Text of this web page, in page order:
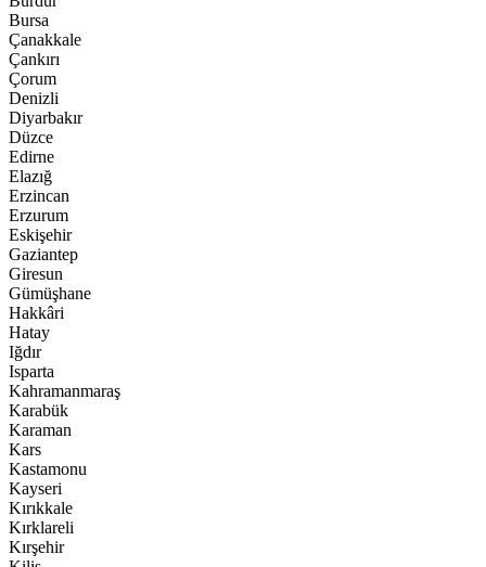
Bursa
Çanakkale
Çankırı
Çorum
Denizli
Diyarbakır
Düzce
Edirne
Elazığ
Erzincan
Erzurum
Eskişehir
Gaziantep
Giresun
Gümüşhane
Hakkâri
Hatay
Iğdır
Isparta
Kahramanmaraş
Karabük
Karaman
Kars
Kastamonu
Kayseri
Kırıkkale
Kırklareli
Kırşehir